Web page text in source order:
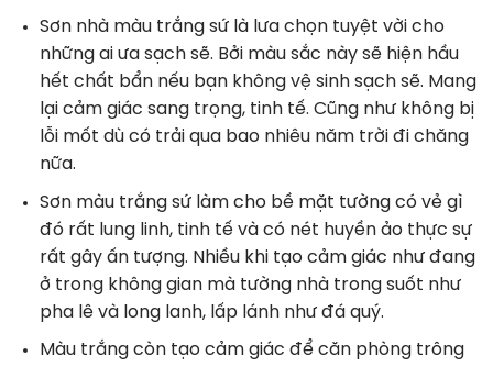
Sơn nhà màu trắng sứ là lưa chọn tuyệt vời cho
những ai ưa sạch sẽ. Bởi màu sắc này sẽ hiện hầu
hết chất bẩn nếu bạn không vệ sinh sạch sẽ. Mang
lại cảm giác sang trọng, tinh tế. Cũng như không bị
lỗi mốt dù có trải qua bao nhiêu năm trời đi chăng
nữa.
Sơn màu trắng sứ làm cho bề mặt tường có vẻ gì
đó rất lung linh, tinh tế và có nét huyền ảo thực sự
rất gây ấn tượng. Nhiều khi tạo cảm giác như đang
ở trong không gian mà tường nhà trong suốt như
pha lê và long lanh, lấp lánh như đá quý.
Màu trắng còn tạo cảm giác để căn phòng trông